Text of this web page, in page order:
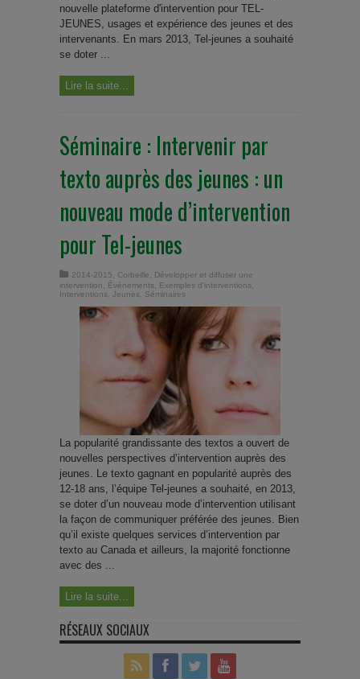
nouvelle plateforme d'intervention pour TEL-
JEUNES, usages et expérience des jeunes et des
intervenants. En mars 2013, Tel-jeunes a souhaité
se doter ...
Lire la suite...
Séminaire : Intervenir par
texto auprès des jeunes : un
nouveau mode d’intervention
pour Tel-jeunes
2014-2015 Corbeille
Développer et diffuser une
intervention
Événements Exemples d'interventions
Interventions Jeunes Séminaires
La popularité grandissante des textos a ouvert de
nouvelles perspectives d’intervention auprès des
jeunes. Le texto gagnant en popularité auprès des
12-18 ans, l’équipe Tel-jeunes a souhaité, en 2013,
se doter d’un nouveau mode d’intervention utilisant
la façon de communiquer préférée des jeunes. Bien
qu’il existe quelques services d’intervention par
texto au Canada et ailleurs, la majorité fonctionne
avec des ...
Lire la suite...
RÉSEAUX SOCIAUX